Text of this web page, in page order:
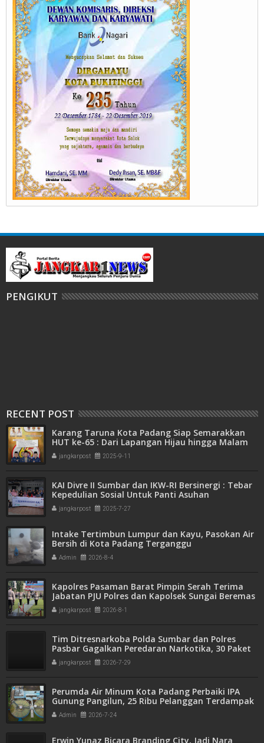
PENGIKUT
RECENT POST
Karang Taruna Kota Padang Siap Semarakkan
HUT ke-65 : Dari Lapangan Hijau hingga Malam
Kebersamaan
jangkarpost 2025-9-11
KAI Divre II Sumbar dan IKW-RI Bersinergi : Tebar
Kepedulian Sosial Untuk Panti Asuhan
jangkarpost 2025-7-27
Intake Tertimbun Lumpur dan Kayu, Pasokan Air
Bersih di Kota Padang Terganggu
Admin 2026-8-4
Kapolres Pasaman Barat Pimpin Serah Terima
Jabatan PJU Polres dan Kapolsek Sungai Beremas
jangkarpost 2026-8-1
Tim Ditresnarkoba Polda Sumbar dan Polres
Pasbar Gagalkan Peredaran Narkotika, 30 Paket
Ganja Kering Siap Edar Disita
jangkarpost 2026-7-29
Perumda Air Minum Kota Padang Perbaiki IPA
Gunung Pangilun, 25 Ribu Pelanggan Terdampak
Penyesuaian
Admin 2026-7-24
Erwin Yunaz Bicara Branding City, Jadi Nara